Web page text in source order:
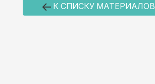
К СПИСКУ МАТЕРИАЛОВ